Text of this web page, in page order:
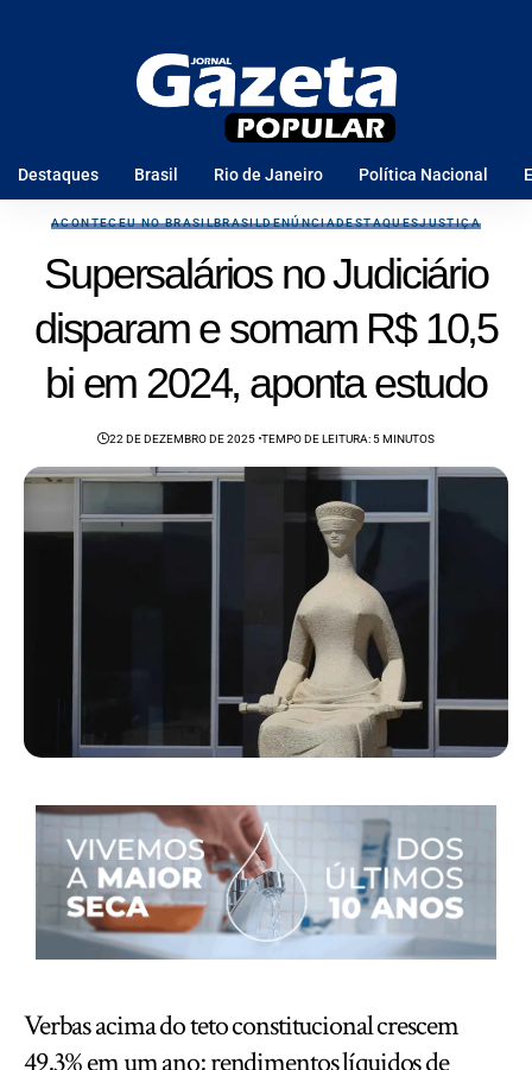
Destaques Brasil Rio de Janeiro Política Nacional
ACONTECEU NO BRASILBRASILDENÚNCIADESTAQUESJUSTIÇA
Supersalários no Judiciário
disparam e somam R$ 10,5
bi em 2024, aponta estudo
22 DE DEZEMBRO DE 2025 TEMPO DE LEITURA: 5 MINUTOS
Verbas acima do teto constitucional crescem
49,3% em um ano; rendimentos líquidos de